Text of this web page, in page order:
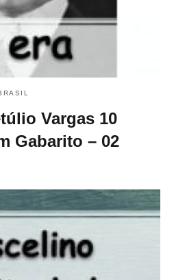
Vargas 10
Gabarito – 02